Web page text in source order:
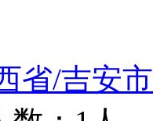
省/吉安市